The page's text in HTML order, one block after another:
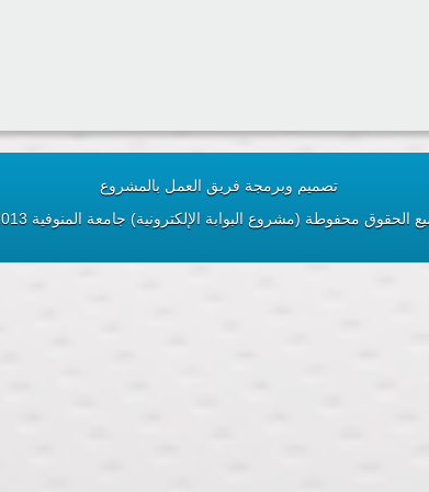
تصميم وبرمجة فريق العمل بالمشروع
الحقوق محفوطة (مشروع البوابة الإلكترونية) جامعة المنوفية 2013